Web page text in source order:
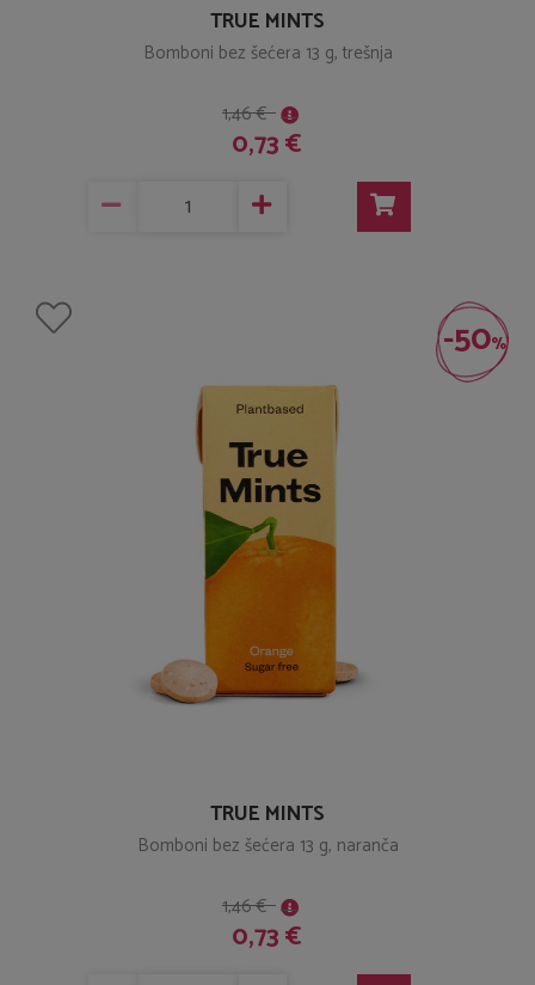
TRUE MINTS
Bomboni bez šećera 13 g, trešnja
1,46 €
0,73 €
-50%
TRUE MINTS
Bomboni bez šećera 13 g, naranča
1,46 €
0,73 €